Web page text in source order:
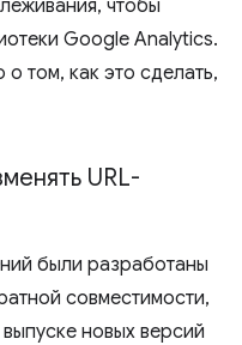
чтобы
Google Analytics.
том, как это сделать,
URL-
были разработаны
совместимости,
новых версий